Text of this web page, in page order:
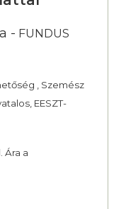
- FUNDUS
, Szemész
EESZT-
Ára a